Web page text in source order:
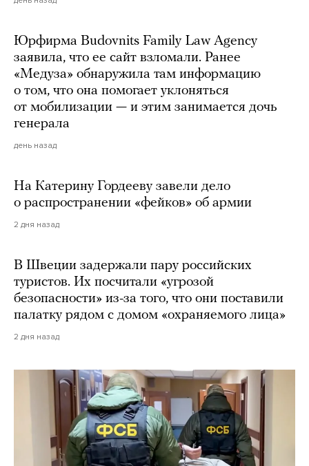
Юрфирма Budovnits Family Law Agency
заявила, что ее сайт взломали. Ранее
«Медуза» обнаружила там информацию
о том, что она помогает уклоняться
от мобилизации — и этим занимается дочь
генерала
день назад
На Катерину Гордееву завели дело
о распространении «фейков» об армии
2 дня назад
В Швеции задержали пару российских
туристов. Их посчитали «угрозой
безопасности» из-за того, что они поставили
палатку рядом с домом «охраняемого лица»
2 дня назад